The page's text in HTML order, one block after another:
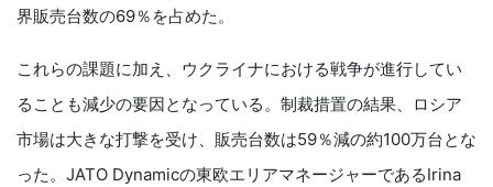
界販売台数の69％を占めた。
これらの課題に加え、ウクライナにおける戦争が進行してい
ることも減少の要因となっている。制裁措置の結果、ロシア
市場は大きな打撃を受け、販売台数は59％減の約100万台とな
った。JATO Dynamicの東欧エリアマネージャーであるIrina